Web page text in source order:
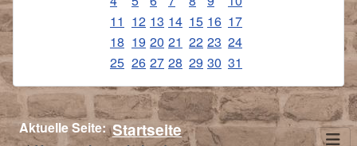
11 12 13 14 15 16 17
18 19 20 21 22 23 24
25 26 27 28 29 30 31
Aktuelle Seite:Startseite